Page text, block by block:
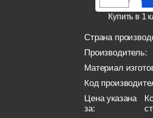
Купить в 1
Страна
Производитель:
Материал
Код
Цена указана
за: